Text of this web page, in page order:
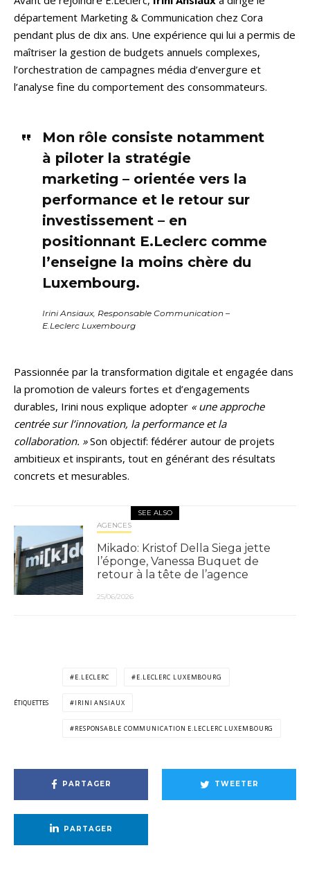
département Marketing & Communication chez Cora
pendant plus de dix ans. Une expérience qui lui a permis de
maîtriser la gestion de budgets annuels complexes,
l’orchestration de campagnes média d’envergure et
l’analyse fine du comportement des consommateurs.
Mon rôle consiste notamment
à piloter la stratégie
marketing – orientée vers la
performance et le retour sur
investissement – en
positionnant E.Leclerc comme
l’enseigne la moins chère du
Luxembourg.
Irini Ansiaux, Responsable Communication –
E.Leclerc Luxembourg
Passionnée par la transformation digitale et engagée dans
la promotion de valeurs fortes et d’engagements
durables, Irini nous explique adopter « une approche
centrée sur l’innovation, la performance et la
collaboration. »Son objectif: fédérer autour de projets
ambitieux et inspirants, tout en générant des résultats
concrets et mesurables.
SEE ALSO
AGENCES
Mikado: Kristof Della Siega jette
l’éponge, Vanessa Buquet de
retour à la tête de l’agence
25/06/2026
ÉTIQUETTES
E.LECLERC E.LECLERC LUXEMBOURG
IRINI ANSIAUX
RESPONSABLE COMMUNICATION E.LECLERC LUXEMBOURG
PARTAGER TWEETER
PARTAGER